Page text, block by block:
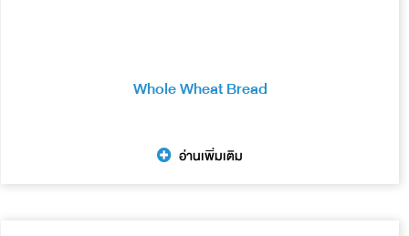
Whole Wheat Bread
อ่านเพิ่มเติม